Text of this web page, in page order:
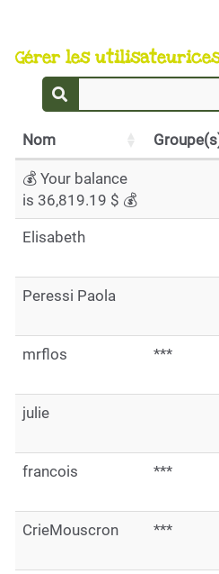
Gérer les
Nom
💰 Your balance
is 36,819.19 $ 💰
Elisabeth
Peressi Paola
mrflos ***
julie
francois ***
CrieMouscron ***